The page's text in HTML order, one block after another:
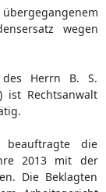
wegen
des Herrn B. S.
ist Rechtsanwalt
beauftragte die
2013 mit der
Die Beklagten